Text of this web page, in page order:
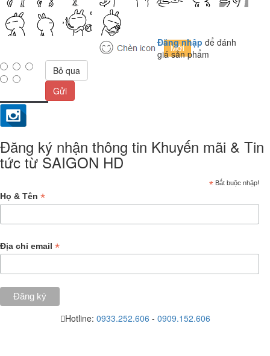
Đăng nhập để đánh
giá sản phẩm
Bỏ qua
Gửi
Đăng ký nhận thông tin Khuyến mãi & Tin
tức từ SAIGON HD
* Bắt buộc nhập!
Họ & Tên *
Địa chỉ email *
Hotline: 0933.252.606 - 0909.152.606